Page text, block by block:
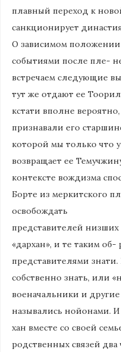
плавный переход к
санкционирует
О зависимом положении
событиями после пле-
встречаем следующие
тут же отдают ее
кстати вполне
признавали его
которой мы только что
возвращает ее
контексте вождизма
Борте из меркитского
освобождать
представителей низших
«дархан», и те таким
представителями
собственно знать, или
военачальники и
назывались нойонами.
хан вместе со своей
родственных связей два